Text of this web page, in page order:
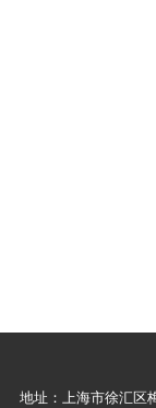
地址：上海市徐汇